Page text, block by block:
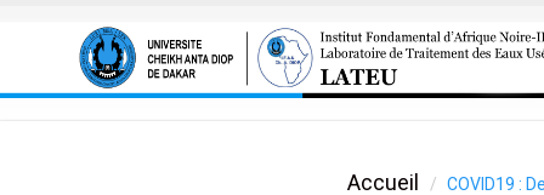
Accueil COVID19 :